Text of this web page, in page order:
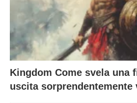
Kingdom Come svela una
uscita sorprendentemente